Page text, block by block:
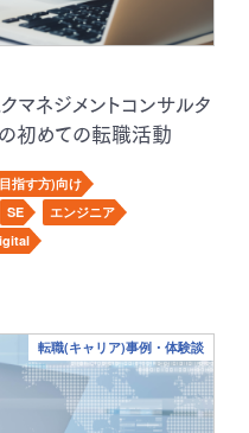
クマネジメントコンサルタ
の初めての転職活動
指す方)向け
SE
エンジニア
転職(キャリア)事例・体験談